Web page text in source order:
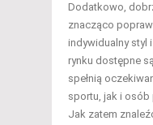
Dodatkowo,
znacząco
indywidualny styl
rynku dostępne
spełnią
sportu, jak i
Jak zatem